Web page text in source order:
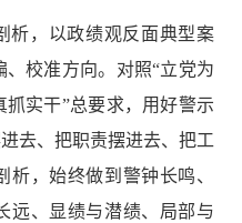
析，以政绩观反面典型案
校准方向。对照“立党为
实干”总要求，用好警示
去、把职责摆进去、把工
，始终做到警钟长鸣、
远、显绩与潜绩、局部与